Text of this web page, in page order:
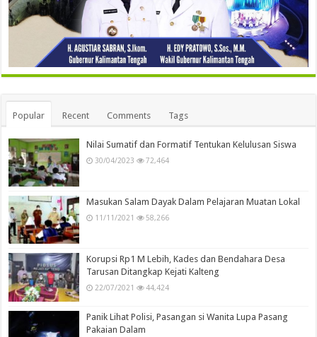
Popular Recent Comments Tags
Nilai Sumatif dan Formatif Tentukan Kelulusan Siswa
30/04/2023 72,464
Masukan Salam Dayak Dalam Pelajaran Muatan Lokal
11/11/2021 58,266
Korupsi Rp1 M Lebih, Kades dan Bendahara Desa
Tarusan Ditangkap Kejati Kalteng
22/07/2021 44,424
Panik Lihat Polisi, Pasangan si Wanita Lupa Pasang
Pakaian Dalam